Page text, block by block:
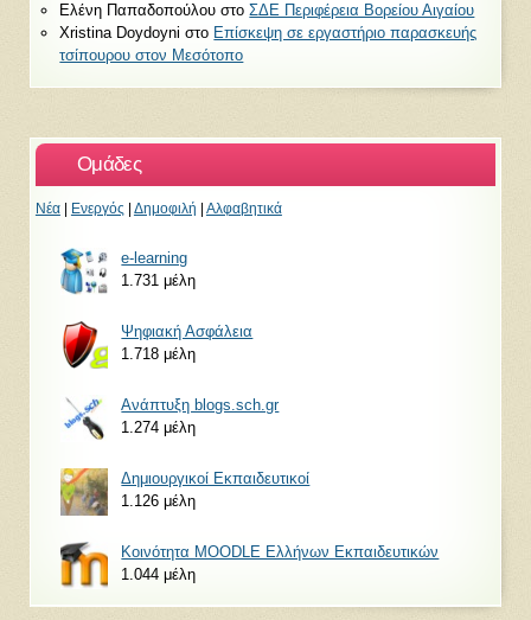
Ελένη Παπαδοπούλου στοΣΔΕ Περιφέρεια Βορείου Αιγαίου
Xristina Doydoyni στο Επίσκεψη σε εργαστήριο παρασκευής
τσίπουρου στον Μεσότοπο
Ομάδες
Νέα Ενεργός Δημοφιλή Αλφαβητικά
e-learning
1.731 μέλη
Ψηφιακή Ασφάλεια
1.718 μέλη
Ανάπτυξη blogs.sch.gr
1.274 μέλη
Δημιουργικοί Εκπαιδευτικοί
1.126 μέλη
Κοινότητα MOODLE Ελλήνων Εκπαιδευτικών
1.044 μέλη